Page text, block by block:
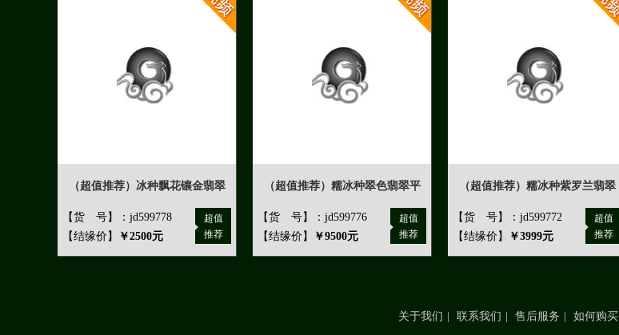
（超值推荐）冰种飘花镶金翡翠
【货 号】：jd599778
【结缘价】
￥2500元
超值
推荐
（超值推荐）糯冰种翠色翡翠平
【货 号】：jd599776
【结缘价】
￥9500元
超值
推荐
（超值推荐）糯冰种紫罗兰翡翠
【货 号】：jd599772
【结缘价】
￥3999元
超值
推荐
关于我们 联系我们 售后服务 如何购买